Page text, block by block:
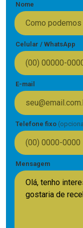
Nome
Celular / WhatsApp
E-mail
Telefone fixo
Mensagem